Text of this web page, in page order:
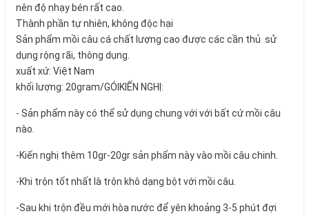
nên độ nhạy bén rất cao.
Thành phần tự nhiên, không độc hại
Sản phẩm mồi câu cá chất lượng cao được các cần thủ sử
dụng rộng rãi, thông dụng.
xuất xứ: Việt Nam
khối lượng: 20gram/GÓIKIẾN NGHỊ:
- Sản phẩm này có thể sử dụng chung với với bất cứ mồi câu
nào.
-Kiến nghị thêm 10gr-20gr sản phẩm này vào mồi câu chinh.
-Khi trộn tốt nhất là trộn khô dạng bột với mồi câu.
-Sau khi trộn đều mới hòa nước để yên khoảng 3-5 phút đợi